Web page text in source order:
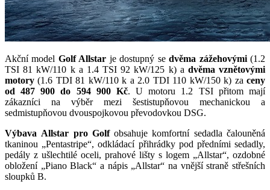
Akční model Golf Allstar je dostupný sedvěma zážehovými(1.2
TSI 81 kW/110 k a 1.4 TSI 92 kW/125 k) a dvěma vznětovými
motory (1.6 TDI 81 kW/110 k a 2.0 TDI 110 kW/150 k) za ceny
od 487 900 do 594 900 Kč. U motoru 1.2 TSI přitom mají
zákazníci na výběr mezi šestistupňovou mechanickou a
sedmistupňovou dvouspojkovou převodovkou DSG.
Výbava Allstar pro Golfobsahuje komfortní sedadla čalouněná
tkaninou „Pentastripe“, odkládací přihrádky pod předními sedadly,
pedály z ušlechtilé oceli, prahové lišty s logem „Allstar“, ozdobné
obložení „Piano Black“ a nápis „Allstar“ na vnější straně střešních
sloupků B.